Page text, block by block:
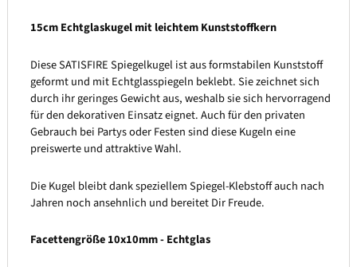
15cm Echtglaskugel mit leichtem Kunststoffkern
Diese SATISFIRE Spiegelkugel ist aus formstabilen Kunststoff
geformt und mit Echtglasspiegeln beklebt. Sie zeichnet sich
durch ihr geringes Gewicht aus, weshalb sie sich hervorragend
für den dekorativen Einsatz eignet. Auch für den privaten
Gebrauch bei Partys oder Festen sind diese Kugeln eine
preiswerte und attraktive Wahl.
Die Kugel bleibt dank speziellem Spiegel-Klebstoff auch nach
Jahren noch ansehnlich und bereitet Dir Freude.
Facettengröße 10x10mm - Echtglas